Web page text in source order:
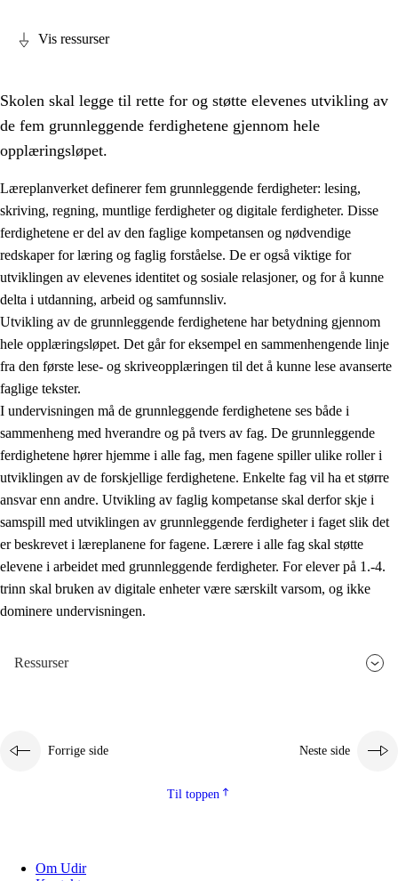
2. Prinsipper for læring, utvikling og danning
Sosial læring og utvikling
2.2 Kompetanse i fagene
2.3 Grunnleggende ferdigheter
2.4 Å lære å lære
Tverrfaglige temaer
Vis ressurser
Skolen skal legge til rette for og støtte elevenes utvikling av
de fem grunnleggende ferdighetene gjennom hele
opplæringsløpet.
Læreplanverket definerer fem grunnleggende ferdigheter: lesing,
skriving, regning, muntlige ferdigheter og digitale ferdigheter. Disse
ferdighetene er del av den faglige kompetansen og nødvendige
redskaper for læring og faglig forståelse. De er også viktige for
utviklingen av elevenes identitet og sosiale relasjoner, og for å kunne
delta i utdanning, arbeid og samfunnsliv.
Utvikling av de grunnleggende ferdighetene har betydning gjennom
hele opplæringsløpet. Det går for eksempel en sammenhengende linje
fra den første lese- og skriveopplæringen til det å kunne lese avanserte
faglige tekster.
I undervisningen må de grunnleggende ferdighetene ses både i
sammenheng med hverandre og på tvers av fag. De grunnleggende
ferdighetene hører hjemme i alle fag, men fagene spiller ulike roller i
utviklingen av de forskjellige ferdighetene. Enkelte fag vil ha et større
ansvar enn andre. Utvikling av faglig kompetanse skal derfor skje i
samspill med utviklingen av grunnleggende ferdigheter i faget slik det
er beskrevet i læreplanene for fagene. Lærere i alle fag skal støtte
elevene i arbeidet med grunnleggende ferdigheter. For elever på 1.-4.
trinn skal bruken av digitale enheter være særskilt varsom, og ikke
dominere undervisningen.
Ressurser
Forrige side Neste side
Til toppen
Om Udir